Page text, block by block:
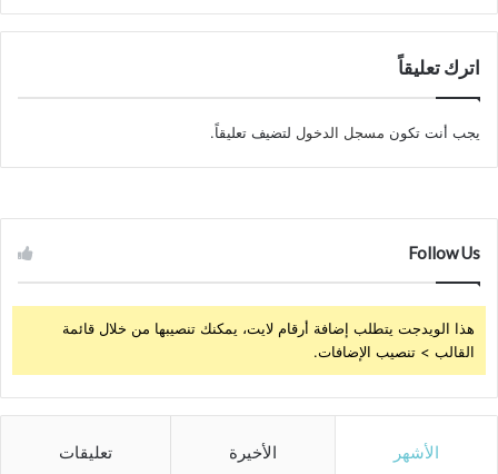
اترك تعليقاً
يجب أنت تكون مسجل الدخول لتضيف تعليقاً.
Follow Us
هذا الويدجت يتطلب إضافة أرقام لايت، يمكنك تنصيبها من خلال قائمة
القالب > تنصيب الإضافات.
الأشهر الأخيرة تعليقات